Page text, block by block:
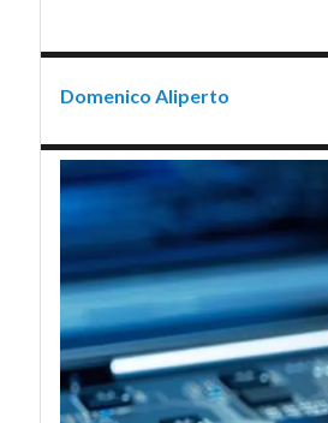
Domenico Aliperto